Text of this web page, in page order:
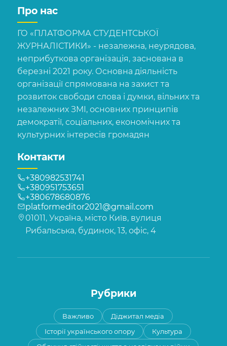
Про нас
ГО «ПЛАТФОРМА СТУДЕНТСЬКОЇ
ЖУРНАЛІСТИКИ» - незалежна, неурядова,
неприбуткова організація, заснована в
березні 2021 року. Основна діяльність
організації спрямована на захист та
розвиток свободи слова і думки, вільних та
незалежних ЗМІ, основних принципів
демократії, соціальних, економічних та
культурних інтересів громадян
Контакти
+380982531741
+380951753651
+380678680876
platformeditor2021@gmail.com
01011, Україна, місто Київ, вулиця
Рибальська, будинок, 13, офіс, 4
Рубрики
Важливо
Діджитал медіа
Історії українського опору
Культура